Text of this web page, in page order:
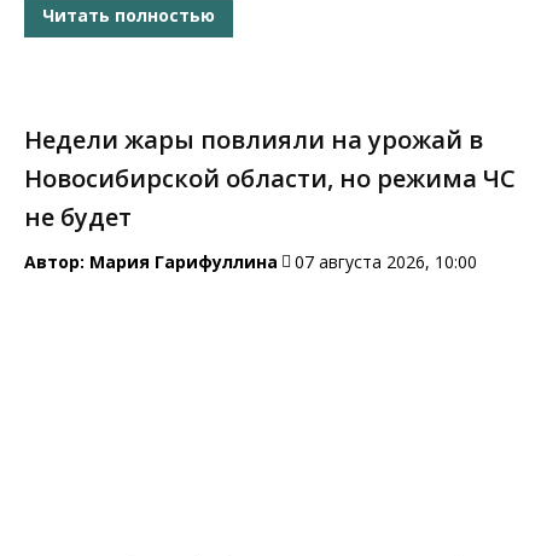
Читать полностью
Недели жары повлияли на урожай в
Новосибирской области, но режима ЧС
не будет
Автор: Мария Гарифуллина 07 августа 2026, 10:00